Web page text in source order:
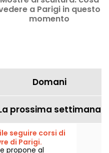
a Parigi in questo
momento
Domani
prossima settimana
seguire corsi di
di Parigi.
propone al